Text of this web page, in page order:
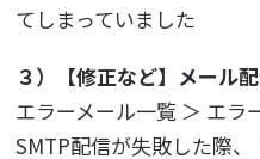
てしまっていました
３）【修正など】メール
エラーメール一覧 ＞ エラ
SMTP配信が失敗した際